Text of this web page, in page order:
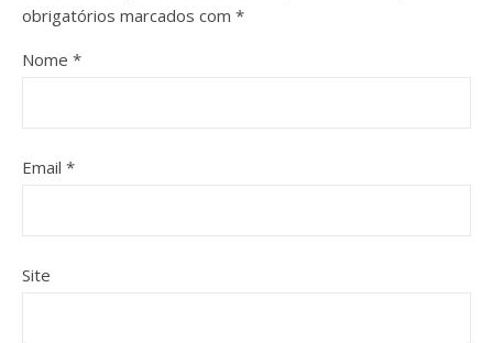
obrigatórios marcados com *
Nome *
Email *
Site